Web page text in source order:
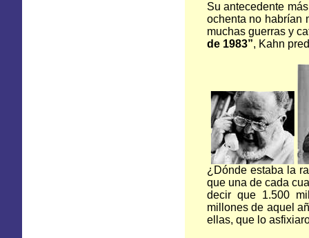
Su antecedente
ochenta no habrían
muchas guerras y
de 1983”, Kahn
¿Dónde estaba la
que una de cada
decir que 1.500
millones de aquel
ellas, que lo